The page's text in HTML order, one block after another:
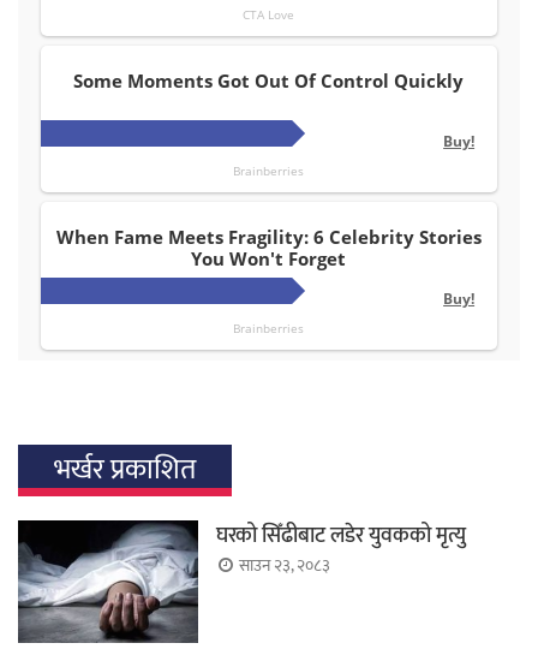
भर्खर प्रकाशित
घरको सिँढीबाट लडेर युवकको मृत्यु
साउन २३, २०८३